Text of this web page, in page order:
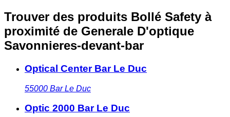
Trouver des produits Bollé Safety à
proximité de Generale D'optique
Savonnieres-devant-bar
Optical Center Bar Le Duc
55000 Bar Le Duc
Optic 2000 Bar Le Duc